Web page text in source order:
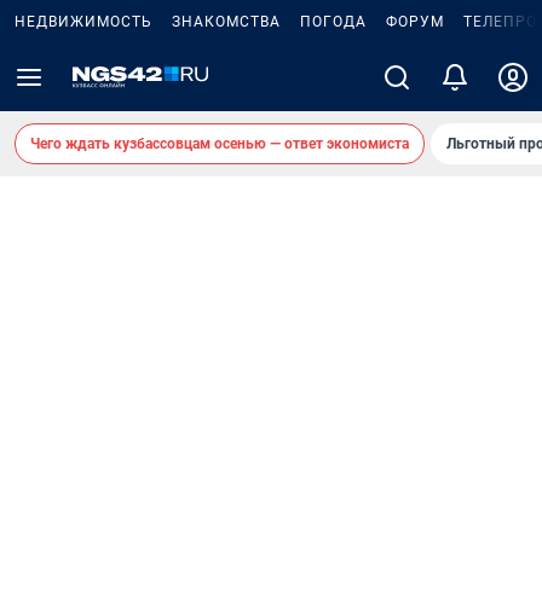
НЕДВИЖИМОСТЬ ЗНАКОМСТВА ПОГОДА ФОРУМ
Чего ждать кузбассовцам осенью — ответ экономиста Льготный